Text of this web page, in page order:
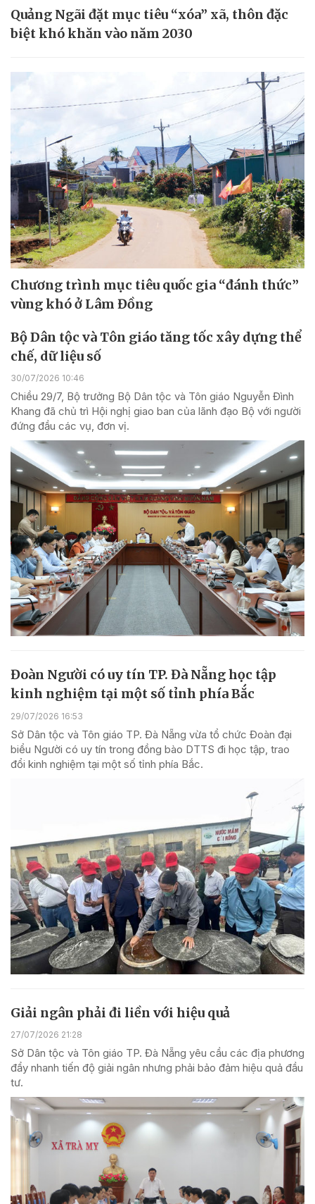
Quảng Ngãi đặt mục tiêu “xóa” xã, thôn đặc
biệt khó khăn vào năm 2030
Chương trình mục tiêu quốc gia “đánh thức”
vùng khó ở Lâm Đồng
Bộ Dân tộc và Tôn giáo tăng tốc xây dựng thể
chế, dữ liệu số
30/07/2026 10:46
Chiều 29/7, Bộ trưởng Bộ Dân tộc và Tôn giáo Nguyễn Đình
Khang đã chủ trì Hội nghị giao ban của lãnh đạo Bộ với người
đứng đầu các vụ, đơn vị.
Đoàn Người có uy tín TP. Đà Nẵng học tập
kinh nghiệm tại một số tỉnh phía Bắc
29/07/2026 16:53
Sở Dân tộc và Tôn giáo TP. Đà Nẵng vừa tổ chức Đoàn đại
biểu Người có uy tín trong đồng bào DTTS đi học tập, trao
đổi kinh nghiệm tại một số tỉnh phía Bắc.
Giải ngân phải đi liền với hiệu quả
27/07/2026 21:28
Sở Dân tộc và Tôn giáo TP. Đà Nẵng yêu cầu các địa phương
đẩy nhanh tiến độ giải ngân nhưng phải bảo đảm hiệu quả đầu
tư.